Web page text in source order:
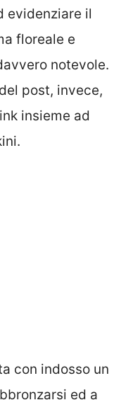
evidenziare il
floreale e
notevole.
post, invece,
insieme ad
con indosso un
ed a